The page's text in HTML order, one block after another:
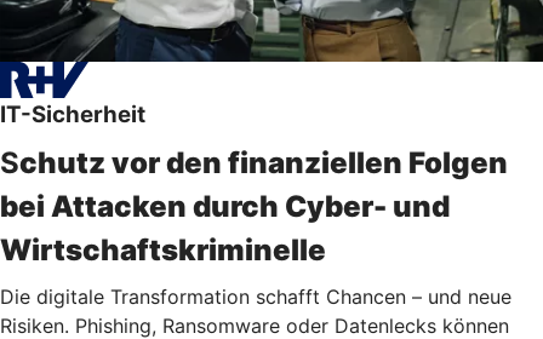
IT-Sicherheit
Schutz vor den finanziellen Folgen
bei Attacken durch Cyber- und
Wirtschaftskriminelle
Die digitale Transformation schafft Chancen – und neue
Risiken. Phishing, Ransomware oder Datenlecks können